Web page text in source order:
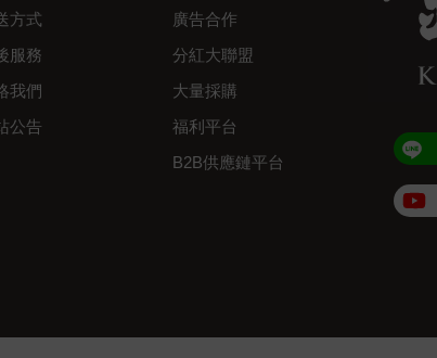
方式
服務
我們
公告
廣告合作
分紅大聯盟
大量採購
福利平台
B2B供應鏈平台